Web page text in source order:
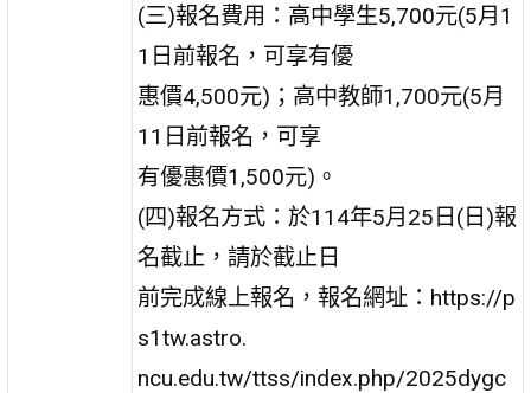
(三)報名費用：高中學生5,700元(5月1
1日前報名，可享有優
惠價4,500元)；高中教師1,700元(5月
11日前報名，可享
有優惠價1,500元)。
(四)報名方式：於114年5月25日(日)報
名截止，請於截止日
前完成線上報名，報名網址：https://p
s1tw.astro.
ncu.edu.tw/ttss/index.php/2025dygc